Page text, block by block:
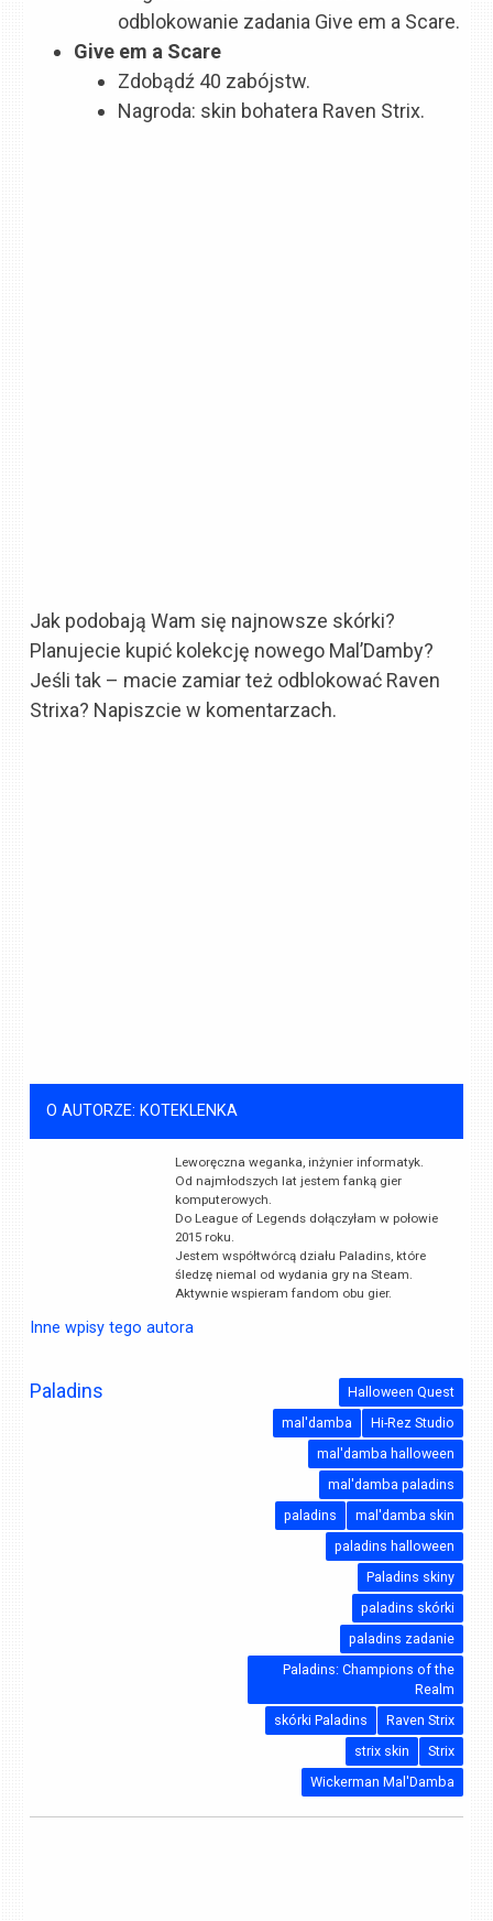
odblokowanie zadania Give em a Scare.
Give em a Scare
Zdobądź 40 zabójstw.
Nagroda: skin bohatera Raven Strix.
Jak podobają Wam się najnowsze skórki?
Planujecie kupić kolekcję nowego Mal’Damby?
Jeśli tak – macie zamiar też odblokować Raven
Strixa? Napiszcie w komentarzach.
O AUTORZE: KOTEKLENKA
Leworęczna weganka, inżynier informatyk.
Od najmłodszych lat jestem fanką gier
komputerowych.
Do League of Legends dołączyłam w połowie
2015 roku.
Jestem współtwórcą działu Paladins, które
śledzę niemal od wydania gry na Steam.
Aktywnie wspieram fandom obu gier.
Inne wpisy tego autora
Paladins
Halloween Quest
Hi-Rez Studio
mal'damba
mal'damba halloween
mal'damba paladins
mal'damba skin
paladins
paladins halloween
Paladins skiny
paladins skórki
paladins zadanie
Paladins: Champions of the
Realm
Raven Strix
skórki Paladins
Strix
strix skin
Wickerman Mal'Damba